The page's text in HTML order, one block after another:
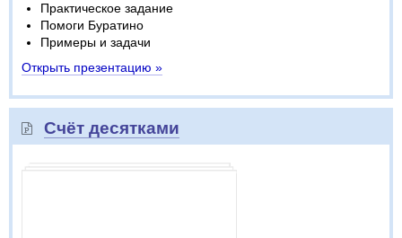
Практическое задание
Помоги Буратино
Примеры и задачи
Открыть презентацию »
Счёт десятками